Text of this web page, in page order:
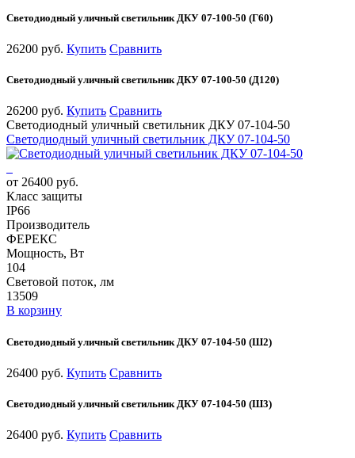
Светодиодный уличный светильник ДКУ 07-100-50 (Г60)
26200 руб. Купить Сравнить
Светодиодный уличный светильник ДКУ 07-100-50 (Д120)
26200 руб. Купить Сравнить
Светодиодный уличный светильник ДКУ 07-104-50
Светодиодный уличный светильник ДКУ 07-104-50
от 26400 руб.
Класс защиты
IP66
Производитель
ФЕРЕКС
Мощность, Вт
104
Световой поток, лм
13509
В корзину
Светодиодный уличный светильник ДКУ 07-104-50 (Ш2)
26400 руб. Купить Сравнить
Светодиодный уличный светильник ДКУ 07-104-50 (Ш3)
26400 руб. Купить Сравнить